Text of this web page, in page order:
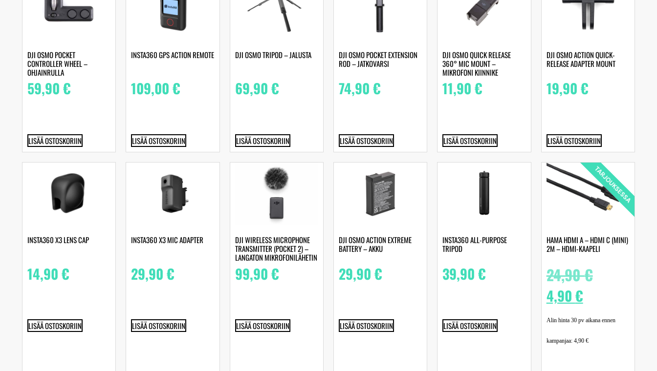
DJI OSMO POCKET
CONTROLLER WHEEL –
OHJAINRULLA
59,90€
LISÄÄ OSTOSKORIIN
INSTA360 GPS ACTION REMOTE
109,00€
LISÄÄ OSTOSKORIIN
DJI OSMO TRIPOD – JALUSTA
69,90€
LISÄÄ OSTOSKORIIN
DJI OSMO POCKET EXTENSION
ROD – JATKOVARSI
74,90€
LISÄÄ OSTOSKORIIN
DJI OSMO QUICK RELEASE
360° MIC MOUNT –
MIKROFONI KIINNIKE
11,90€
LISÄÄ OSTOSKORIIN
DJI OSMO ACTION QUICK-
RELEASE ADAPTER MOUNT
19,90€
LISÄÄ OSTOSKORIIN
INSTA360 X3 LENS CAP
14,90€
LISÄÄ OSTOSKORIIN
INSTA360 X3 MIC ADAPTER
29,90€
LISÄÄ OSTOSKORIIN
DJI WIRELESS MICROPHONE
TRANSMITTER (POCKET 2) –
LANGATON MIKROFONILÄHETIN
99,90€
LISÄÄ OSTOSKORIIN
DJI OSMO ACTION EXTREME
BATTERY – AKKU
29,90€
LISÄÄ OSTOSKORIIN
INSTA360 ALL-PURPOSE
TRIPOD
39,90€
LISÄÄ OSTOSKORIIN
TARJOUKSESSA
HAMA HDMI A – HDMI C (MINI)
2M – HDMI-KAAPELI
24,90€
4,90€
Alin hinta 30 pv aikana ennen
kampanjaa: 4,90 €